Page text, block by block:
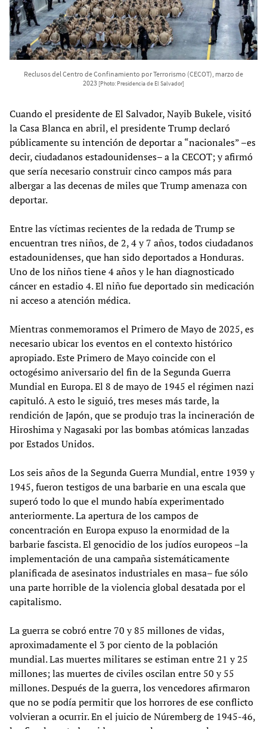
Reclusos del Centro de Confinamiento por Terrorismo (CECOT), marzo de
2023 [Photo: Presidencia de El Salvador]
Cuando el presidente de El Salvador, Nayib Bukele, visitó
la Casa Blanca en abril, el presidente Trump declaró
públicamente su intención de deportar a “nacionales” –es
decir, ciudadanos estadounidenses– a la CECOT; y afirmó
que sería necesario construir cinco campos más para
albergar a las decenas de miles que Trump amenaza con
deportar.
Entre las víctimas recientes de la redada de Trump se
encuentran tres niños, de 2, 4 y 7 años, todos ciudadanos
estadounidenses, que han sido deportados a Honduras.
Uno de los niños tiene 4 años y le han diagnosticado
cáncer en estadio 4. El niño fue deportado sin medicación
ni acceso a atención médica.
Mientras conmemoramos el Primero de Mayo de 2025, es
necesario ubicar los eventos en el contexto histórico
apropiado. Este Primero de Mayo coincide con el
octogésimo aniversario del fin de la Segunda Guerra
Mundial en Europa. El 8 de mayo de 1945 el régimen nazi
capituló. A esto le siguió, tres meses más tarde, la
rendición de Japón, que se produjo tras la incineración de
Hiroshima y Nagasaki por las bombas atómicas lanzadas
por Estados Unidos.
Los seis años de la Segunda Guerra Mundial, entre 1939 y
1945, fueron testigos de una barbarie en una escala que
superó todo lo que el mundo había experimentado
anteriormente. La apertura de los campos de
concentración en Europa expuso la enormidad de la
barbarie fascista. El genocidio de los judíos europeos –la
implementación de una campaña sistemáticamente
planificada de asesinatos industriales en masa– fue sólo
una parte horrible de la violencia global desatada por el
capitalismo.
La guerra se cobró entre 70 y 85 millones de vidas,
aproximadamente el 3 por ciento de la población
mundial. Las muertes militares se estiman entre 21 y 25
millones; las muertes de civiles oscilan entre 50 y 55
millones. Después de la guerra, los vencedores afirmaron
que no se podía permitir que los horrores de ese conflicto
volvieran a ocurrir. En el juicio de Núremberg de 1945-46,